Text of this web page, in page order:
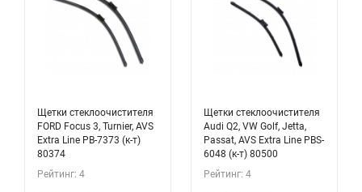
Щетки стеклоочистителя
FORD Focus 3, Turnier, AVS
Extra Line PB-7373 (к-т)
80374
Рейтинг: 4
Щетки стеклоочистителя
Audi Q2, VW Golf, Jetta,
Passat, AVS Extra Line PBS-
6048 (к-т) 80500
Рейтинг: 4